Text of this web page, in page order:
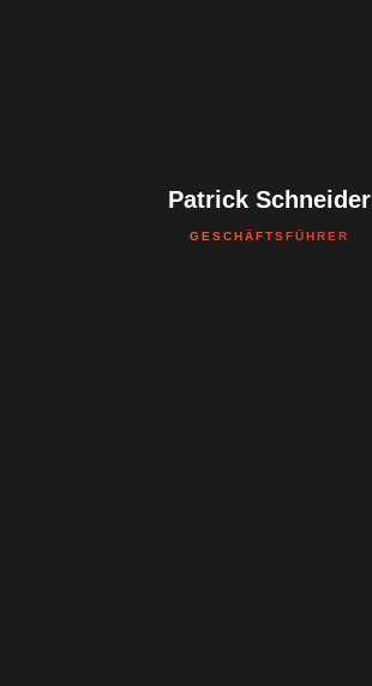
Patrick Schneider
GESCHÄFTSFÜHRER